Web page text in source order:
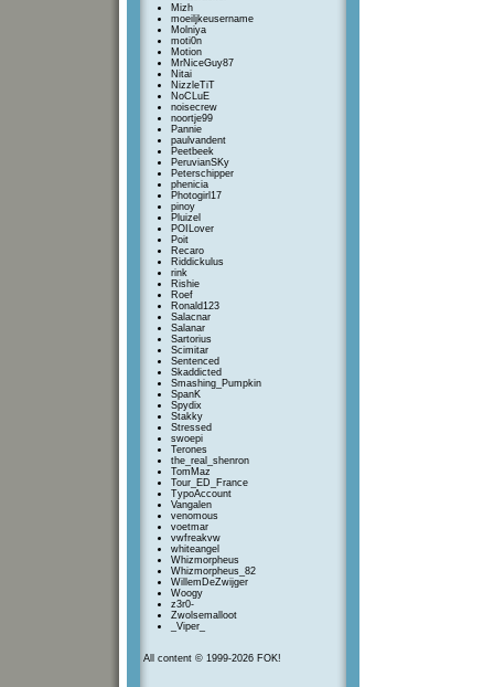
Mizh
moeiljkeusername
Molniya
moti0n
Motion
MrNiceGuy87
Nitai
NizzleTiT
NoCLuE
noisecrew
noortje99
Pannie
paulvandent
Peetbeek
PeruvianSKy
Peterschipper
phenicia
Photogirl17
pinoy
Pluizel
POILover
Poit
Recaro
Riddickulus
rink
Rishie
Roef
Ronald123
Salacnar
Salanar
Sartorius
Scimitar
Sentenced
Skaddicted
Smashing_Pumpkin
SpanK
Spydix
Stakky
Stressed
swoepi
Terones
the_real_shenron
TomMaz
Tour_ED_France
TypoAccount
Vangalen
venomous
voetmar
vwfreakvw
whiteangel
Whizmorpheus
Whizmorpheus_82
WillemDeZwijger
Woogy
z3r0-
Zwolsemalloot
_Viper_
All content © 1999-2026 FOK!